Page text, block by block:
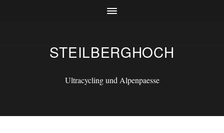
STEILBERGHOCH
Ultracycling und Alpenpaesse